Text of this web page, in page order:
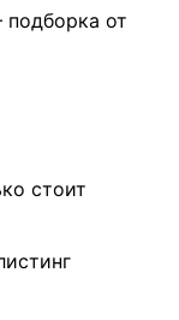
подборка от
стоит